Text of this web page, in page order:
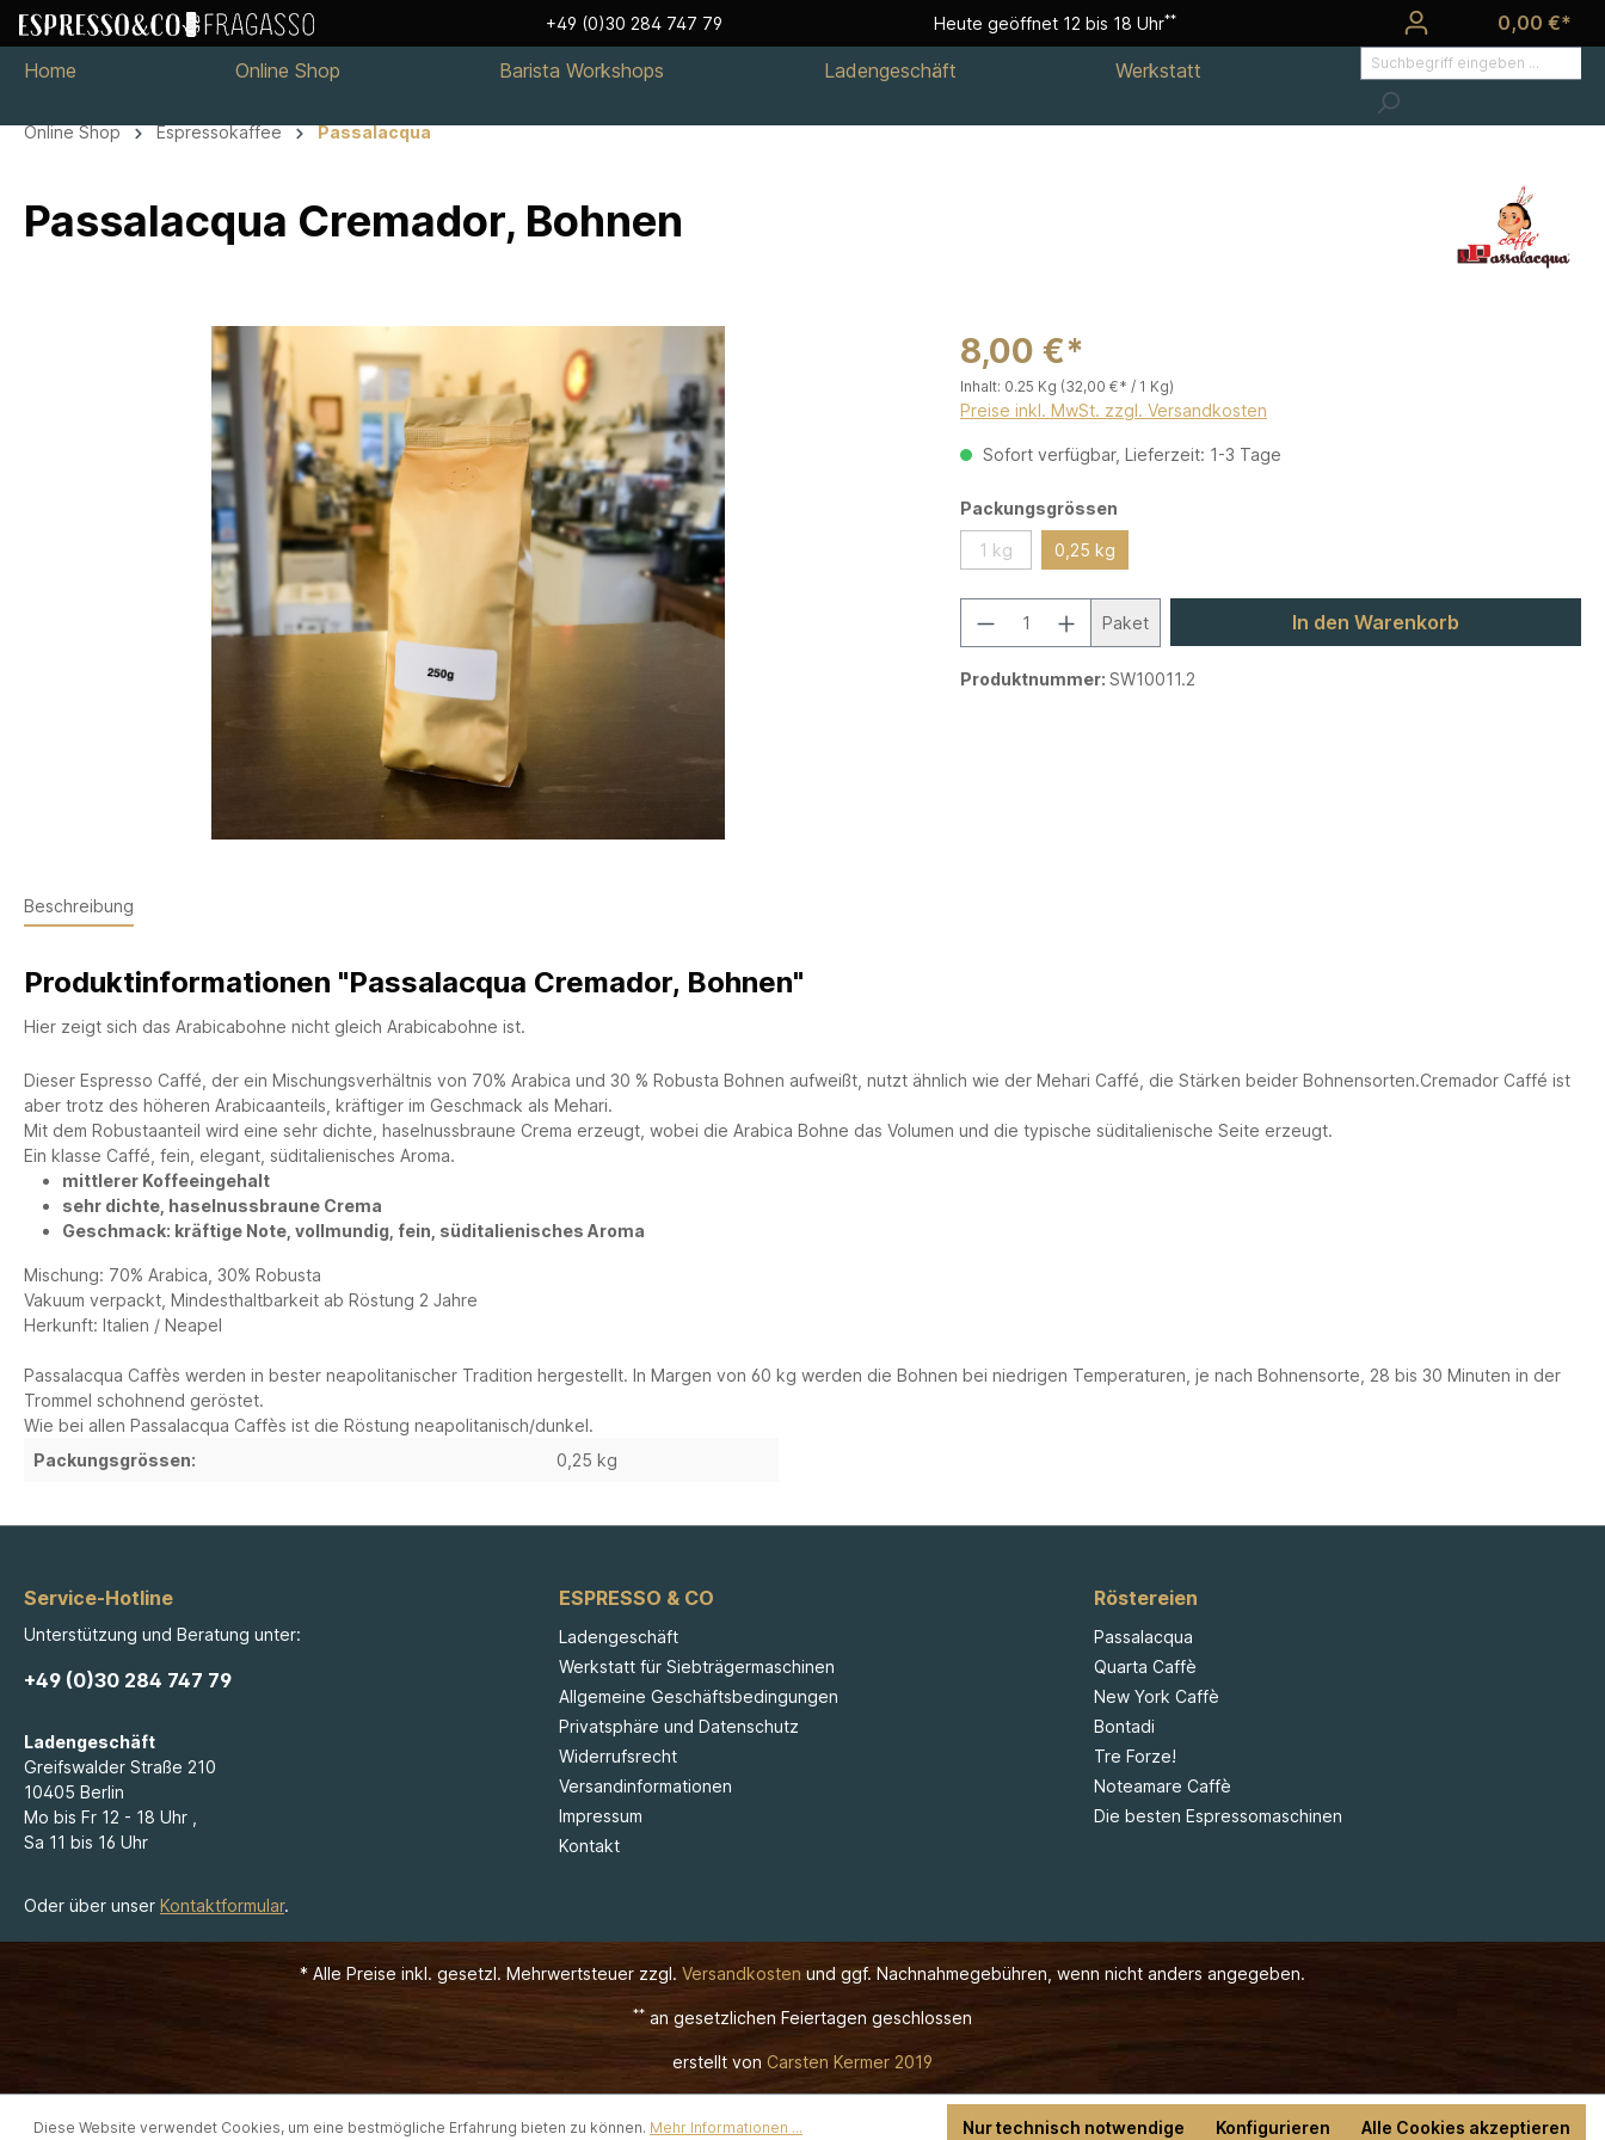
+49 (0)30 284 747 79 Heute geöffnet 12 bis 18 Uhr**
0,00 €*
Home
Online Shop Barista Workshops Ladengeschäft Werkstatt
Online Shop Espressokaffee Passalacqua
Passalacqua Cremador, Bohnen
8,00 €*
Inhalt: 0.25 Kg (32,00 €* / 1 Kg)
Preise inkl. MwSt. zzgl. Versandkosten
Sofort verfügbar, Lieferzeit: 1-3 Tage
Packungsgrössen
1 kg 0,25 kg
Paket In den Warenkorb
Produktnummer: SW10011.2
Beschreibung
Produktinformationen "Passalacqua Cremador, Bohnen"
Hier zeigt sich das Arabicabohne nicht gleich Arabicabohne ist.
Dieser Espresso Caffé, der ein Mischungsverhältnis von 70% Arabica und 30 % Robusta Bohnen aufweißt, nutzt ähnlich wie der Mehari Caffé, die Stärken beider Bohnensorten.Cremador Caffé ist
aber trotz des höheren Arabicaanteils, kräftiger im Geschmack als Mehari.
Mit dem Robustaanteil wird eine sehr dichte, haselnussbraune Crema erzeugt, wobei die Arabica Bohne das Volumen und die typische süditalienische Seite erzeugt.
Ein klasse Caffé, fein, elegant, süditalienisches Aroma.
mittlerer Koffeeingehalt
sehr dichte, haselnussbraune Crema
Geschmack: kräftige Note, vollmundig, fein, süditalienisches Aroma
Mischung: 70% Arabica, 30% Robusta
Vakuum verpackt, Mindesthaltbarkeit ab Röstung 2 Jahre
Herkunft: Italien / Neapel
Passalacqua Caffès werden in bester neapolitanischer Tradition hergestellt. In Margen von 60 kg werden die Bohnen bei niedrigen Temperaturen, je nach Bohnensorte, 28 bis 30 Minuten in der
Trommel schohnend geröstet.
Wie bei allen Passalacqua Caffès ist die Röstung neapolitanisch/dunkel.
Packungsgrössen:
0,25 kg
Service-Hotline
Unterstützung und Beratung unter:
+49 (0)30 284 747 79
Ladengeschäft
Greifswalder Straße 210
10405 Berlin
Mo bis Fr 12 - 18 Uhr ,
Sa 11 bis 16 Uhr
Oder über unser Kontaktformular.
ESPRESSO & CO
Ladengeschäft
Werkstatt für Siebträgermaschinen
Allgemeine Geschäftsbedingungen
Privatsphäre und Datenschutz
Widerrufsrecht
Versandinformationen
Impressum
Kontakt
Röstereien
Passalacqua
Quarta Caffè
New York Caffè
Bontadi
Tre Forze!
Noteamare Caffè
Die besten Espressomaschinen
* Alle Preise inkl. gesetzl. Mehrwertsteuer zzgl. Versandkosten und ggf. Nachnahmegebühren, wenn nicht anders angegeben.
** an gesetzlichen Feiertagen geschlossen
erstellt von Carsten Kermer 2019
Diese Website verwendet Cookies, um eine bestmögliche Erfahrung bieten zu können. Mehr Informationen ... Nur technisch notwendige Konfigurieren Alle Cookies akzeptieren